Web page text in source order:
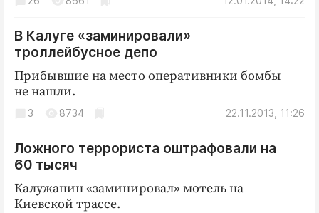
В Калуге «заминировали»
троллейбусное депо
Прибывшие на место оперативники бомбы
не нашли.
22.11.2013, 11:26
3 8734
Ложного террориста оштрафовали на
60 тысяч
Калужанин «заминировал» мотель на
Киевской трассе.